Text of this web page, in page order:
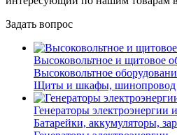
Задать вопрос
Высоковольтное и щитовое
Высоковольтное
Щиты и шкафы, шинопровод
Генераторы электроэнергии
Батарейки, аккумуляторы,